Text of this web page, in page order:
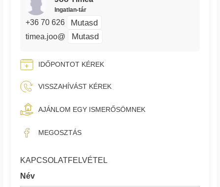
Ingatlan-tár
+36 70 626 Mutasd
timea.joo@ Mutasd
IDŐPONTOT KÉREK
VISSZAHÍVÁST KÉREK
AJÁNLOM EGY ISMERŐSÖMNEK
MEGOSZTÁS
KAPCSOLATFELVÉTEL
Név